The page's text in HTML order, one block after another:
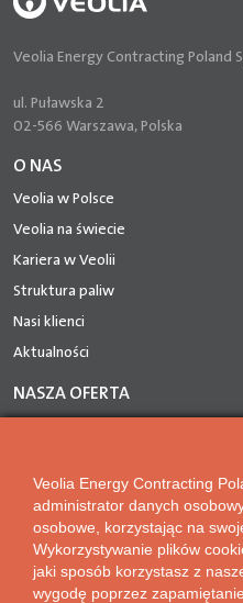
Veolia Energy Contracting Poland
ul. Puławska 2
02-566 Warszawa, Polska
O NAS
Veolia w Polsce
Veolia na świecie
Kariera w Veolii
Struktura paliw
Nasi klienci
Aktualności
NASZA OFERTA
Hybrydowe Systemy
Przyłączenia do sieci ciepłowniczej
Program bezzwrotnych
STREFA WIEDZY
Veolia Energy Contracting
administrator danych
osobowe, korzystając na
Wykorzystywanie plików
jaki sposób korzystasz z
wygodę poprzez